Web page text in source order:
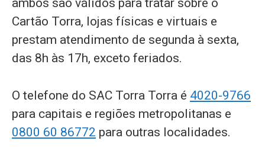
ambos são válidos para tratar sobre o
Cartão Torra, lojas físicas e virtuais e
prestam atendimento de segunda à sexta,
das 8h às 17h, exceto feriados.
O telefone do SAC Torra Torra é 4020-9766
para capitais e regiões metropolitanas e
0800 60 86772 para outras localidades.